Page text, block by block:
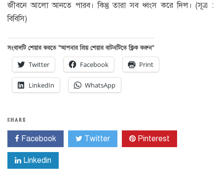
জীবনে আলো আনতে পারব। কিন্তু তারা সব ধ্বংস করে দিল। (সূত্র :
বিবিসি)
সংবাদটি শেয়ার করতে “আপনার প্রিয় শেয়ার বাটনটিতে ক্লিক করুন”
Twitter Facebook Print
LinkedIn WhatsApp
SHARE
Facebook Twitter Pinterest
Linkedin